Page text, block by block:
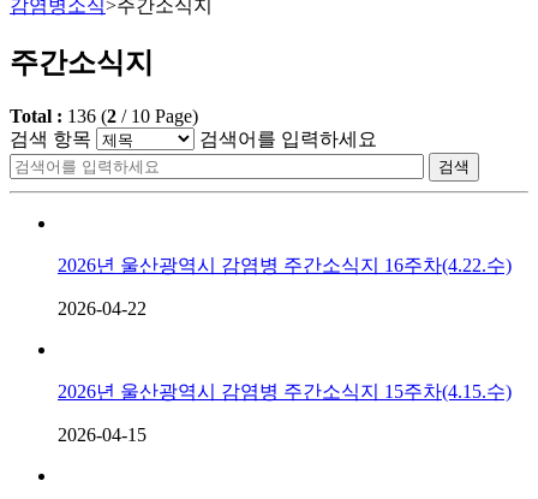
감염병소식>주간소식지
주간소식지
Total : 136 (2 / 10 Page)
검색 항목
검색어를 입력하세요
검색
2026년 울산광역시 감염병 주간소식지 16주차(4.22.수)
2026-04-22
2026년 울산광역시 감염병 주간소식지 15주차(4.15.수)
2026-04-15